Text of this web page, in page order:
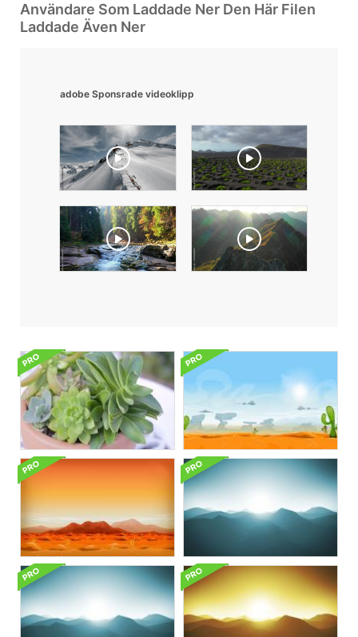
Användare Som Laddade Ner Den Här Filen
Laddade Även Ner
adobe Sponsrade videoklipp